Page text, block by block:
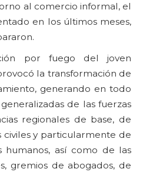
al comercio informal, el
en los últimos meses,
por fuego del joven
la transformación de
generando en todo
de las fuerzas
regionales de base, de
civiles y particularmente de
así como de las
gremios de abogados, de